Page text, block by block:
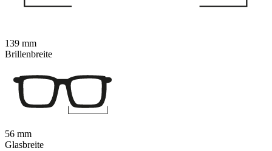
139 mm
Brillenbreite
56 mm
Glasbreite